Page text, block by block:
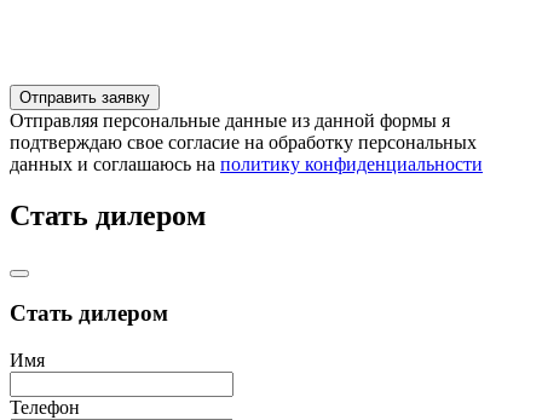
Отправляя персональные данные из данной формы я
подтверждаю свое согласие на обработку персональных
данных и соглашаюсь на политику конфиденциальности
Стать дилером
Стать дилером
Имя
Телефон